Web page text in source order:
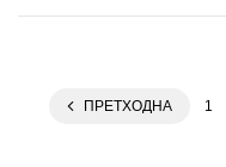
ПРЕТХОДНА 1